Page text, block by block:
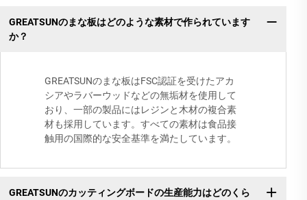
GREATSUNのまな板はどのような素材で作られています
か？
GREATSUNのまな板はFSC認証を受けたアカ
シアやラバーウッドなどの無垢材を使用して
おり、一部の製品にはレジンと木材の複合素
材も採用しています。すべての素材は食品接
触用の国際的な安全基準を満たしています。
GREATSUNのカッティングボードの生産能力はどのくら